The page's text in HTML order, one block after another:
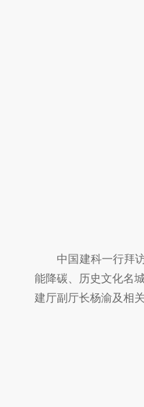
中国建科一行拜访
能降碳、历史文化名
建厅副厅长杨渝及相